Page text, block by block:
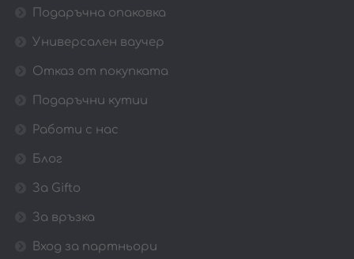
Подаръчна опаковка
Универсален ваучер
Отказ от покупката
Подаръчни кутии
Работи с нас
Блог
За Gifto
За връзка
Вход за партньори